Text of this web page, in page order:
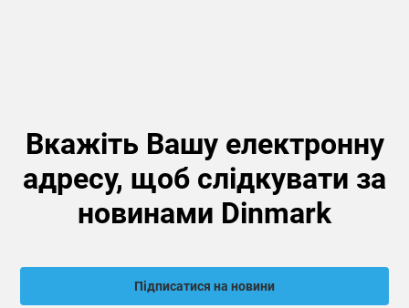
Вкажіть Вашу електронну
адресу, щоб слідкувати за
новинами Dinmark
Підписатися на новини